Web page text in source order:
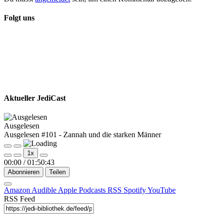
Folgt uns
Aktueller JediCast
Ausgelesen
Ausgelesen #101 - Zannah und die starken Männer
Play
Episode
Pause
Episode
1x
00:00 / 01:50:43
Abonnieren Teilen
AmazonAudibleApple Podcasts RSS SpotifyYouTube
RSS Feed